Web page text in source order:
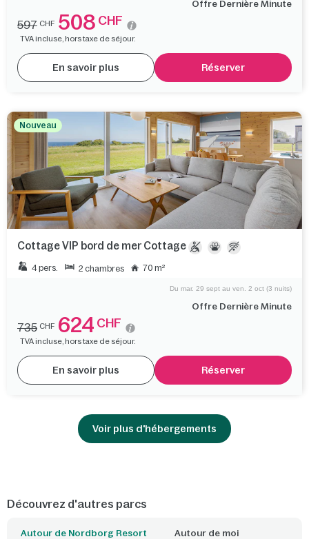
Offre Dernière Minute
597 CHF 508 CHF
TVA incluse, hors taxe de séjour.
En savoir plus Réserver
Nouveau
Cottage VIP bord de mer Cottage
4 pers. 2 chambres 70 m²
Offre Dernière Minute
Du mar. 29 sept au ven. 2 oct (3 nuits)
735 CHF 624 CHF
TVA incluse, hors taxe de séjour.
En savoir plus Réserver
Voir plus d'hébergements
Découvrez d'autres parcs
Autour de Nordborg Resort Autour de moi